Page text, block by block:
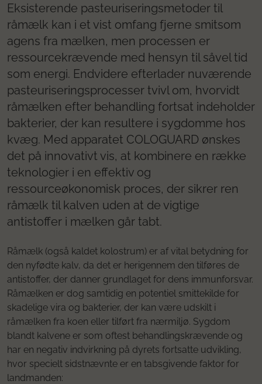
Eksisterende pasteuriseringsmetoder til
råmælk kan i et vist omfang fjerne smitsom
agens fra mælken, men processen er
ressourcekrævende med hensyn til såvel tid
som energi. Endvidere efterlader nuværende
pasteuriseringsprocesser tvivl om, hvorvidt
råmælken efter behandling fortsat indeholder
bakterier, der kan resultere i sygdomme hos
kvæg. Med apparatet COLOGUARD ønskes
det på innovativt vis, at kombinere en række
teknologier i en effektiv og
ressourceøkonomisk proces, der sikrer ren
råmælk til kalven uden at de vigtige
antistoffer i mælken går tabt.
Råmælk (også kaldet kolostrum) er af vital betydning for
den nyfødte kalv, da det er herigennem den tilføres de
antistoffer, der danner grundlaget for dens immunforsvar.
Råmælken er dog samtidig en potentiel smittekilde for
skadelige vira og bakterier, der kan være udskilt i
råmælken fra koen eller tilført fra nærmiljø. Sygdom
blandt kalvene er som oftest behandlingskrævende og
har en negativ indvirkning på dyrets fortsatte udvikling,
hvor specielt sidstnævnte er en tabsgivende faktor for
landmanden: